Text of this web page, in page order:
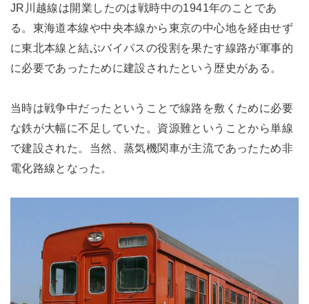
JR川越線は開業したのは戦時中の1941年のことであ
る。東海道本線や中央本線から東京の中心地を経由せず
に東北本線と結ぶバイパスの役割を果たす線路が軍事的
に必要であったために建設されたという歴史がある。
当時は戦争中だったということで線路を敷くために必要
な鉄が大幅に不足していた。資源難ということから単線
で建設された。当然、蒸気機関車が主流であったため非
電化路線となった。